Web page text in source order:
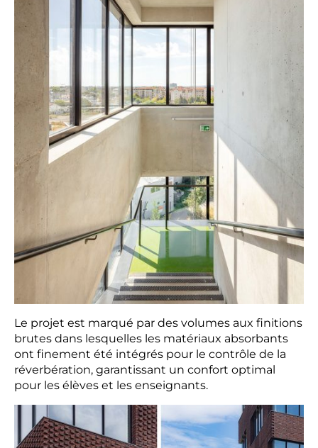
Le projet est marqué par des volumes aux finitions
brutes dans lesquelles les matériaux absorbants
ont finement été intégrés pour le contrôle de la
réverbération, garantissant un confort optimal
pour les élèves et les enseignants.